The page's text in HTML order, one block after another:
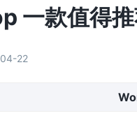
一款值得
22